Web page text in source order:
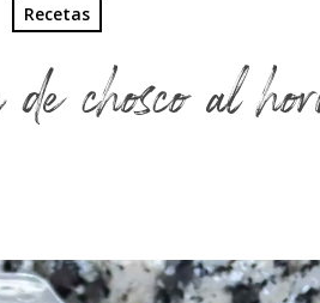
Recetas
chosco al